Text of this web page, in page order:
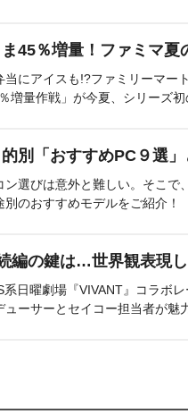
45％増量！ファミマ夏
当にアイスも!?ファミリーマー
増量作戦」が今夏、シリーズ初
別「おすすめPC９選」
ン選びは意外と難しい。そこで
のおすすめモデルをご紹介！
編の鍵は…世界観表現
系日曜劇場『VIVANT』コラボ
ーサーとセイコー担当者が魅